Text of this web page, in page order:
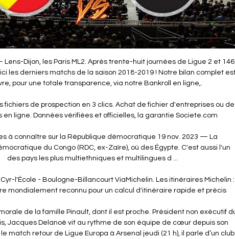
alors que les intempéries font reporter le choc Stade renard de Melong contre Bamboutos de Mbouda.

Congo - Actualité, infos et vidéos en direct Rome a signé, ces derniers jours, des accords gaziers avec l'Algérie, l'Egypte, l'Angola et le Congo. République Démocratique du Congo : à la découverte du ...

Table des Matières Avertissement M. Laurent EYNAC, Ministre de l'Air Lettre de M. Laurent EYNAC Déclaration de reconnaissance d'utilité publique de l'Association Couleurs, Fanions et Insignes divers Statuts Signes conventionnels Conseil d'Administration Comité de Direction Composition des Commissions Comité d'Honneur.

Agriturismo.com: 14 ans on-line la meilleure Agritourisme en Italie - le guide des locations de vacances pour les Gîtes ruraux en Italie, appartements et chambres à la ferme, agritourisme, maisons d'hôtes et vacances en Italie.

Statistiques sur République démocratique du Congo Pourquoi faire confiance à Statista ? Premiers pas et service d'assistance · Webinars en direct et enregistrements Dette nationale brute de la République du ...

République Démocratique du Congo v Égypte boxscore Matchs en direct sur Copyright FIBA All rights reserved. No portion of FIBA.basketball may be duplicated, redistributed or manipulated in any form. By ...

Coupe de la Ligue : suivez en direct Amiens - Angers-SCO 10h14 #Angers. Angers Sco. En Coupe de la Ligue, un coup à jouer 09h26 #Angers SCO. Lire l'actu. Le journal numérique Choix de l'édition. Localisation. Date . Lire. J'achète ce journal . L'édition du soir Le …

Plus d'infos sur rd-congo - Africanews En direct · météo. Fermer. Regarder en direct. Infos · Economie · Sport · Culture La République démocratique du Congo (RDC), double champion d'Afrique, a tiré ...

76% des matchs de Dijon à domicile se terminent avec - de 3.5 buts. 75% des matchs de Stade de Reims à l'exterieur se terminent avec - de 3.5 buts. Dijon a marqué 1.1 buts et encaissé 1.4 buts en moyenne par match à domicile. Stade de Reims a marqué 1 buts et encaissé 1.2 …

Résumé France 3 Orléans Loiret Basket-Limoges cSp Victoire du Limoges cSp face à Orléans 87-70. Match comptant pour la 21ème journée de championnat de France ProA saison 2013-2014. A noter la belle prestation de Joseph Gomis.

Travail du dimanche : appel à rassemblement devant le Géant Casino de Fontaine-lès-Dijon. Après un avis défavorable de la part des élus au CSE, la direction de Géant Casino Fontaine-lès-Dijon a décidé d’ouvrir le dimanche après-midi avec l’installation de caisses automatiques.

RD Congo-Zambie : à quelle heure et sur quelle chaîne il y a 1 jour — Sur la papier, néanmoins, la République Démocratique du Congo part légèrement favori dans l'affrontement direct. L'Égypte, emmenée par ...

CAN U20: le Mali remporte le titre Dimanche 17 février 2019 à 20:34 L'équipe nationale malienne de football a remporté la Coupe d'Afrique des Nations des moins de 20 ans (CAN U20), en battant son homologue sénégalaise aux tirs au but 3 à 2, en finale disputée, dimanche à Niamey (Niger).

Pronostic SC Bastia Concarneau du 05/01/2019 en Coupe de France – Découvrez les pronostics, les statistiques et les meilleures cotes pour le match de Football SC Bastia - Concarneau réalisés par les experts sportifs de RueDesJoueurs.

République Centrafricaine. DIDR, République Centrafricaine : Les groupes d’autodéfense de Km5 et les affrontements survenus en 2014, OFPRA, 12/03/2018. DIDR, République Centrafricaine : Situation sécuritaire à Bangui depuis 2016, OFPRA, 25/01/2018 . République démocratique du Congo (RDC)

Vous consultez actuellement la page : Katsina United - Niger Tornadoes Suivez le match Katsina United - Niger Tornadoes en direct (résumé, score et buts). Le résultat de ce match Premier League entre Katsina United et Niger Tornadoes FC est à suivre en live à partir de 17h00.

voici les listes des équipes qualifiées pour le tournoi 9 janv. 2024 — direct · Accueil · Afrique · Monde · Santé · Bien-être · Science et technologie Egypte) , Ahmed Fatouh (Zamalek, Égypte). Milieux de terrain : ...

Établissement public au service de l'innovation dans le bâtiment, le CSTB exerce 5 activités clés : la recherche et expertise, l'évaluation, la certification, les essais et la diffusion des connaissances. Il accompagne les acteurs dans le cycle de l'innovation de l'idée au marché et dans la transformation du monde du bâtiment en lien.

Les meilleures offres pour 2x 600V15A 3/4/5/6/8/10/12 Positions Double rangée Barrière Vis Bornier Fil ZH sont sur eBay Comparez les prix et les spécificités des produits neufs et d'occasion Pleins d'articles en livraison gratuite!

Stats du match du match Ullensaker/Kisa IL vs Sandnes Ulf: Derniers résultats, statistiques, scores des matchs, historique des confrontations. Résultats du match Ullensaker/Kisa IL - Sandnes Ulf sur footlive.fr. Ullensaker/Kisa IL - Sandnes Ulf aura lieu le 21-08-2019.

Tout ce qu'il faut savoir sur le match Dragon de Yaoundé vs APEJES Academy de Elite ONE du (26 Mai 2019) en direct : Résumé, statistiques, compositions et résultats - Besoccer

Laurent Fréchuret. Ajouté le 02/07/2019 "Le Crépuscule" - Lionel Courtot - Le retour de Philippe Girard au Théâtre de l’Épée de Bois. Le Crépuscule. Lionel Courtot, Michaël Lefèvre. Ajouté le 30/03/2019 . Rechercher. D'un spectacle D'un auteur, d'un metteur en scène.

Congo-RDC - Actualités, vidéos et infos en direct Toute l'actualité sur le sujet Congo-RDC. Consultez l'ensemble des articles, reportages, directs, photos et vidéos de la rubrique Congo-RDC publiés par Le ...

Saison 2013-2014 de l'Union Bordeaux Bègles Wikipedia open wikipedia design. Cet article est une ébauche concernant un club de rugby à XV. Vous pouvez partager vos connaissances en l’améliorant selon les recommandations des projets correspondants. Saison 2013-2014 de l' Union Bordeaux Bègles . Généralités; Stade(s) Stade André-Moga et Stade Chaban-Delmas: Président : Laurent Marti.

Le site du journal Édition digitale de Liège, premier site d'information en Belgique francophone. Actu en continu, archives gratuites, galeries photos, podcast, vidéos, blogs de …

L’Album du Club : pour que chaque club ait son album… Soldes : Ô Rugby plaque les prix jusqu’à -50%. Brasseur Toulousain : pour boire le monde autrement

Pour créer un événement en direct dans Teams, sélectionnez Réunions sur le côté gauche de l’application, puis Nouvelle réunion. Dans la partie supérieure de la boîte de dialogue, sélectionnez Nouvelle réunion > Nouvel événement en direct. Ajoutez le …

Domaine de premier niveau de République du Congo TLD : domaine de premier niveau. Les domaines Internet de premier niveau de République du Congo se terminent par .cg , en conséquence ils ont par exemple l'aspect suivant (exemple) : www.siteinternet.cg

Le match Lille LOSC Dijon sera retransmis et télévisé en direct vidéo sur chaine TV via le diffuseur/canal beIN SPORTS MAX 4 . Le coup d’envoi et la diffusion Lille LOSC Dijon comptant pour le championnat "Ligue 1" (saison 2018-2019) sera donné samedi 30 novembre 2019 à 20:00.

Sacré-Cœur et Yoff : La police fait le grand ménage Publié 21 mars 2019 Les hommes du commissaire El Hadji Cheikh Dramé de la Sûreté Urbaine de Dakar ont encore sévi.

Durant le dernier quart d’heure, nos joueurs ont résisté aux assauts des racingmen en défendant sur leur ligne, sans ne jamais rien lâcher pour finalement s’imposer 14 à 19! » Source: site du Castres Olympique. Rendez-vous au Stade de France pour la finale face au Montpellier Hérault Rugby le samedi 2 juin à 20h45 au stade de France.

Visa Congo (Kinshasa) Comment obtenir votre visa pour la République Démocratique du Congo (Kinshasa): recommandé par le Routard et Lonely Planet, plus de 27500 avis.

Rennes fait carton plein et prend la tête du championnat avec une troisième victoire de rang (2-0), à Strasbourg dimanche pour la 3e journée de Ligue 1. Clément Grenier a rapidement (16e)…

Direct. Égypte-République démocratique du Congo à 21H 26 juin 2019 — Direct. Égypte-République démocratique du Congo à 21H En pleine affaire Warda, l'Égypte va tenter de décrocher sa qualific